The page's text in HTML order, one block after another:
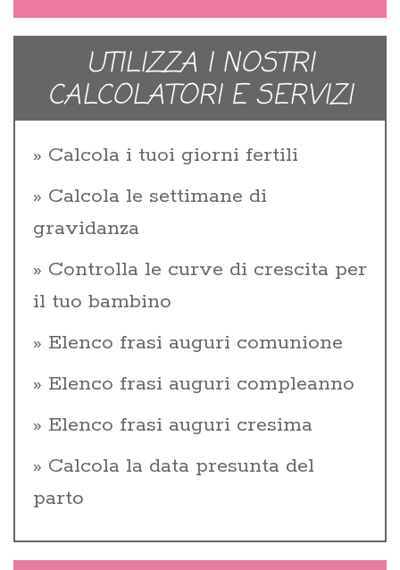
UTILIZZA I NOSTRI
CALCOLATORI E SERVIZI
Calcola i tuoi giorni fertili
Calcola le settimane di
gravidanza
Controlla le curve di crescita per
il tuo bambino
Elenco frasi auguri comunione
Elenco frasi auguri compleanno
Elenco frasi auguri cresima
Calcola la data presunta del
parto